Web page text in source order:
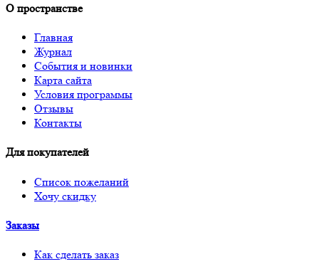
О пространстве
Главная
Журнал
События и новинки
Карта сайта
Условия программы
Отзывы
Контакты
Для покупателей
Список пожеланий
Хочу скидку
Заказы
Как сделать заказ